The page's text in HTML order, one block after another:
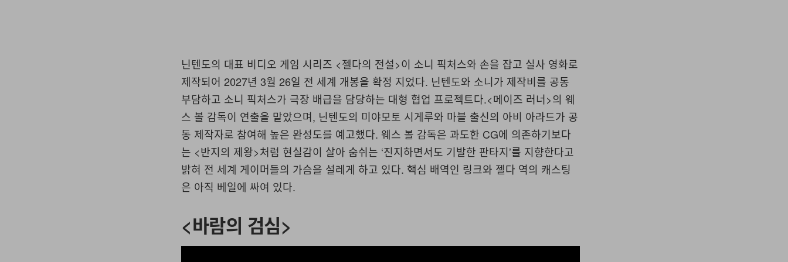
닌텐도의 대표 비디오 게임 시리즈 <젤다의 전설>이 소니 픽처스와 손을 잡고 실사 영화로
제작되어 2027년 3월 26일 전 세계 개봉을 확정 지었다. 닌텐도와 소니가 제작비를 공동
부담하고 소니 픽처스가 극장 배급을 담당하는 대형 협업 프로젝트다.<메이즈 러너>의 웨
스 볼 감독이 연출을 맡았으며, 닌텐도의 미야모토 시게루와 마블 출신의 아비 아라드가 공
동 제작자로 참여해 높은 완성도를 예고했다. 웨스 볼 감독은 과도한 CG에 의존하기보다
는 <반지의 제왕>처럼 현실감이 살아 숨쉬는 ‘진지하면서도 기발한 판타지’를 지향한다고
밝혀 전 세계 게이머들의 가슴을 설레게 하고 있다. 핵심 배역인 링크와 젤다 역의 캐스팅
은 아직 베일에 싸여 있다.
<바람의 검심>